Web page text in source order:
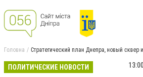
Головна Стратегический план Днепра, новый
ПОЛИТИЧЕСКИЕ НОВОСТИ